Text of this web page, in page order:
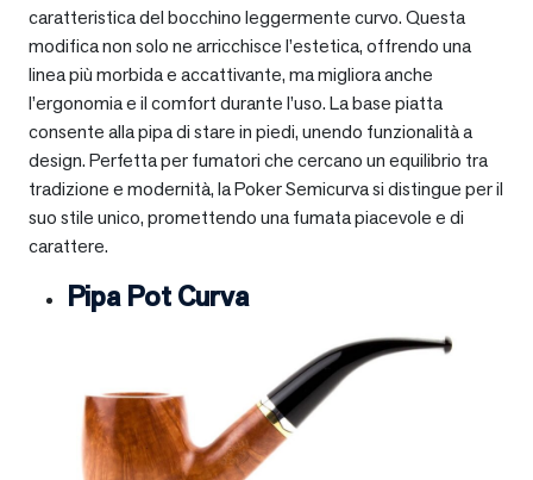
caratteristica del bocchino leggermente curvo. Questa
modifica non solo ne arricchisce l’estetica, offrendo una
linea più morbida e accattivante, ma migliora anche
l’ergonomia e il comfort durante l’uso. La base piatta
consente alla pipa di stare in piedi, unendo funzionalità a
design. Perfetta per fumatori che cercano un equilibrio tra
tradizione e modernità, la Poker Semicurva si distingue per il
suo stile unico, promettendo una fumata piacevole e di
carattere.
Pipa Pot Curva